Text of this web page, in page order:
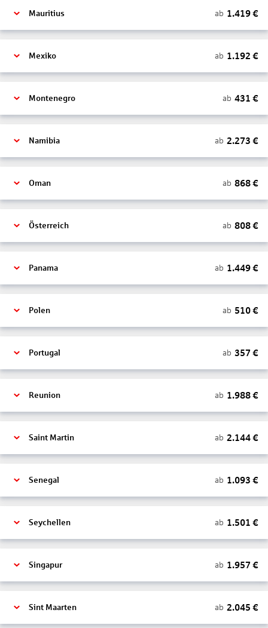
Mauritius ab 1.419€
Mexiko ab 1.192 €
Montenegro ab 431 €
Namibia ab 2.273 €
Oman ab 868€
Österreich ab 808€
Panama ab 1.449€
Polen ab 510€
Portugal ab 357 €
Reunion ab 1.988€
Saint Martin ab 2.144€
Senegal ab 1.093 €
Seychellen ab 1.501 €
Singapur ab 1.957 €
Sint Maarten ab 2.045 €